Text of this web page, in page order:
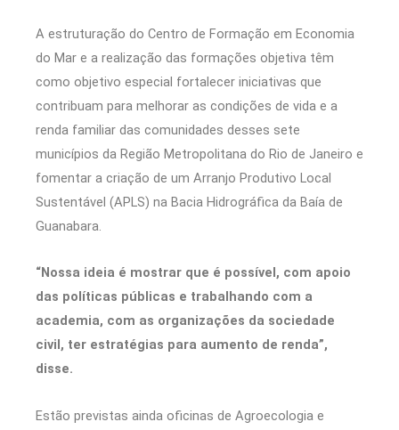
A estruturação do Centro de Formação em Economia
do Mar e a realização das formações objetiva têm
como objetivo especial fortalecer iniciativas que
contribuam para melhorar as condições de vida e a
renda familiar das comunidades desses sete
municípios da Região Metropolitana do Rio de Janeiro e
fomentar a criação de um Arranjo Produtivo Local
Sustentável (APLS) na Bacia Hidrográfica da Baía de
Guanabara.
“Nossa ideia é mostrar que é possível, com apoio
das políticas públicas e trabalhando com a
academia, com as organizações da sociedade
civil, ter estratégias para aumento de renda”,
disse.
Estão previstas ainda oficinas de Agroecologia e